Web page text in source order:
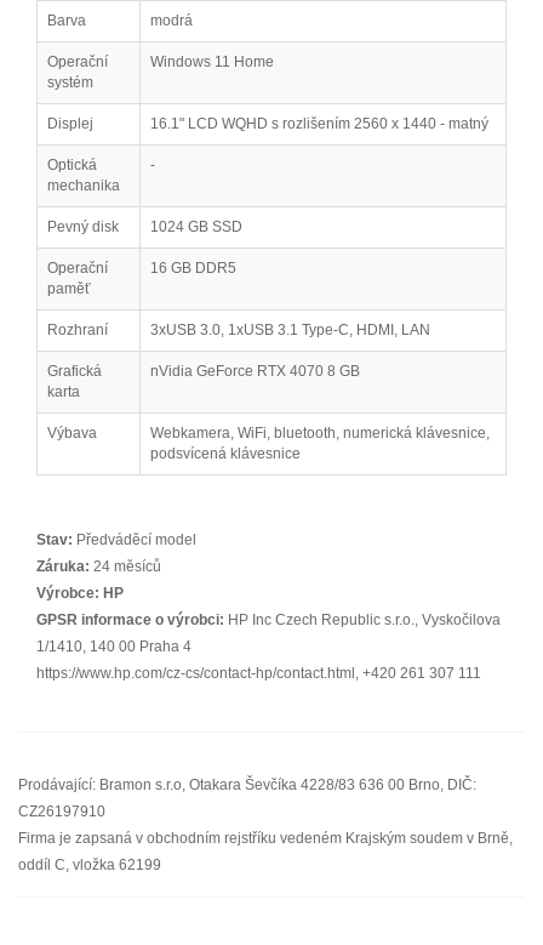
Barva modrá
Operační
systém
Windows 11 Home
Displej 16.1" LCD WQHD s rozlišením 2560 x 1440 - matný
Optická
mechanika
-
Pevný disk 1024 GB SSD
Operační
paměť
16 GB DDR5
Rozhraní 3xUSB 3.0, 1xUSB 3.1 Type-C, HDMI, LAN
Grafická
karta
nVidia GeForce RTX 4070 8 GB
Výbava
Webkamera, WiFi, bluetooth, numerická klávesnice,
podsvícená klávesnice
Stav: Předváděcí model
Záruka: 24 měsíců
Výrobce: HP
GPSR informace o výrobci: HP Inc Czech Republic s.r.o., Vyskočilova
1/1410, 140 00 Praha 4
https://www.hp.com/cz-cs/contact-hp/contact.html, +420 261 307 111
Prodávající: Bramon s.r.o, Otakara Ševčíka 4228/83 636 00 Brno, DIČ:
CZ26197910
Firma je zapsaná v obchodním rejstříku vedeném Krajským soudem v Brně,
oddíl C, vložka 62199